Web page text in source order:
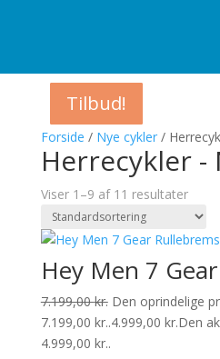
Forside / Nye cykler/
Herrecykler -
Viser 1–9 af 11 resultater
Tilbud!
Hey Men 7
7.199,00kr. Den oprindelige
7.199,00 kr..4.999,00 kr.Den
4.999,00 kr..
Tilbud!
Tilbud!
Tilbud!
Tilbud!
Tilbud!
Tilbud!
Tilbud!
Tilbud!